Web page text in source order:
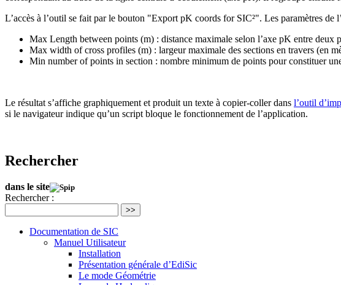
L’accès à l’outil se fait par le bouton "Export pK coords for SIC²". Les paramètres de
Max Length between points (m) : distance maximale selon l’axe pK entre deux
Max width of cross profiles (m) : largeur maximale des sections en travers (en
Min number of points in section : nombre minimum de points pour constituer
Le résultat s’affiche graphiquement et produit un texte à copier-coller dans l’outil
si le navigateur indique qu’un script bloque le fonctionnement de l’application.
Rechercher
dans le site
Rechercher :
>>
Documentation de SIC
Manuel Utilisateur
Installation
Présentation générale d’EdiSic
Le mode Géométrie